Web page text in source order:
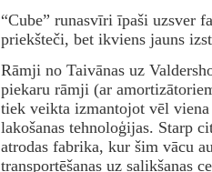
“Cube” runasvīri īpaši uzsver
priekšteči, bet ikviens jauns
Rāmji no Taivānas uz
piekaru rāmji (ar
tiek veikta izmantojot vēl
lakošanas tehnoloģijas. Starp
atrodas fabrika, kur šim vācu
transportēšanas uz salikšanas